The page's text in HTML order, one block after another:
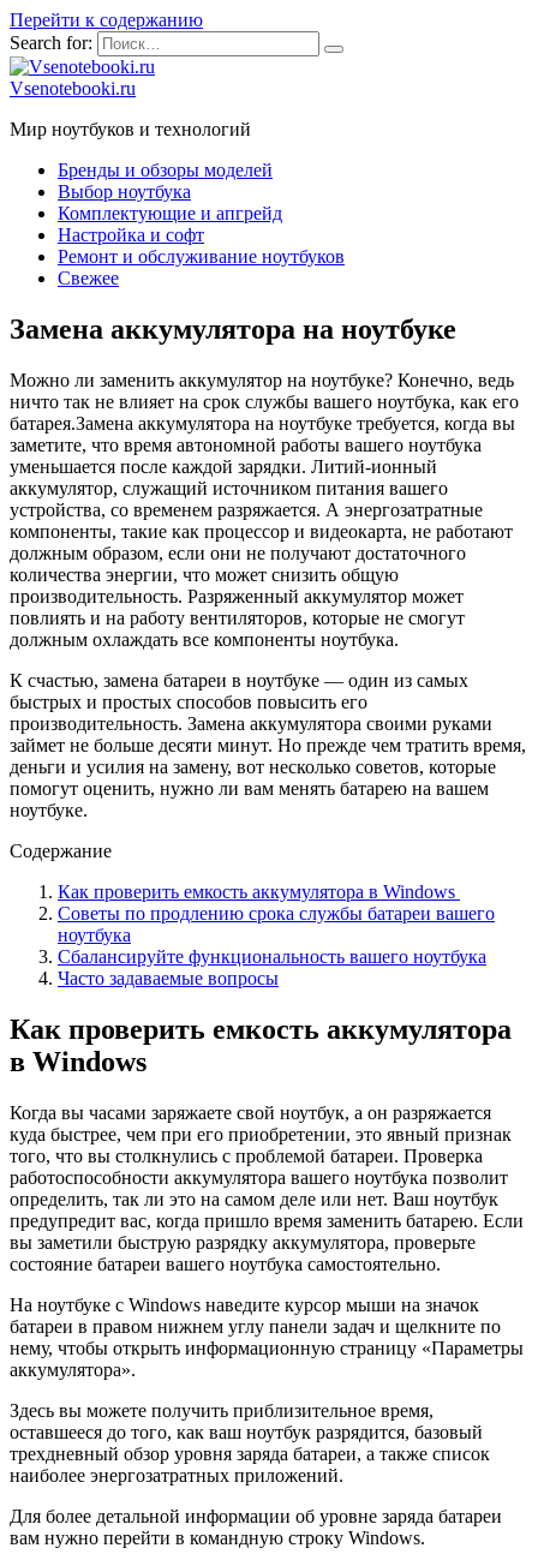
Перейти к содержанию
Search for:
Vsenotebooki.ru
Мир ноутбуков и технологий
Бренды и обзоры моделей
Выбор ноутбука
Комплектующие и апгрейд
Настройка и софт
Ремонт и обслуживание ноутбуков
Свежее
Замена аккумулятора на ноутбуке
Можно ли заменить аккумулятор на ноутбуке? Конечно, ведь
ничто так не влияет на срок службы вашего ноутбука, как его
батарея.Замена аккумулятора на ноутбуке требуется, когда вы
заметите, что время автономной работы вашего ноутбука
уменьшается после каждой зарядки. Литий-ионный
аккумулятор, служащий источником питания вашего
устройства, со временем разряжается. А энергозатратные
компоненты, такие как процессор и видеокарта, не работают
должным образом, если они не получают достаточного
количества энергии, что может снизить общую
производительность. Разряженный аккумулятор может
повлиять и на работу вентиляторов, которые не смогут
должным охлаждать все компоненты ноутбука.
К счастью, замена батареи в ноутбуке — один из самых
быстрых и простых способов повысить его
производительность. Замена аккумулятора своими руками
займет не больше десяти минут. Но прежде чем тратить время,
деньги и усилия на замену, вот несколько советов, которые
помогут оценить, нужно ли вам менять батарею на вашем
ноутбуке.
Содержание
Как проверить емкость аккумулятора в Windows
Советы по продлению срока службы батареи вашего
ноутбука
Сбалансируйте функциональность вашего ноутбука
Часто задаваемые вопросы
Как проверить емкость аккумулятора
в Windows
Когда вы часами заряжаете свой ноутбук, а он разряжается
куда быстрее, чем при его приобретении, это явный признак
того, что вы столкнулись с проблемой батареи. Проверка
работоспособности аккумулятора вашего ноутбука позволит
определить, так ли это на самом деле или нет. Ваш ноутбук
предупредит вас, когда пришло время заменить батарею. Если
вы заметили быструю разрядку аккумулятора, проверьте
состояние батареи вашего ноутбука самостоятельно.
На ноутбуке с Windows наведите курсор мыши на значок
батареи в правом нижнем углу панели задач и щелкните по
нему, чтобы открыть информационную страницу «Параметры
аккумулятора».
Здесь вы можете получить приблизительное время,
оставшееся до того, как ваш ноутбук разрядится, базовый
трехдневный обзор уровня заряда батареи, а также список
наиболее энергозатратных приложений.
Для более детальной информации об уровне заряда батареи
вам нужно перейти в командную строку Windows.